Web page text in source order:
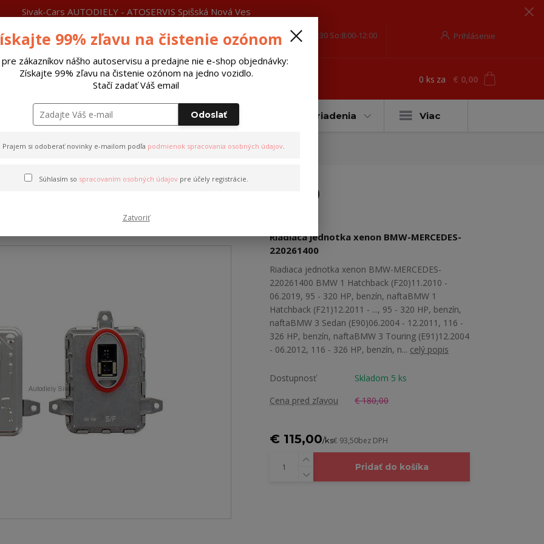
Sivak-Cars AUTODIELY - ATOSERVIS Spišská Nová Ves
Čítajte Viac Prihlásenie
Hľadať
Neviete si rady?
Zavolajte.
0915 377 999 Po-Pia-8:00-17:30 So:8:00-12:00
0 ks za € 0,00
Riadiace jednotky xenon Autobatérie Ťažné zariadenia Viac
xenon BMW-MERCEDES- 220261400
BMW-MERCEDES- 220261400
Riadiaca jednotka xenon BMW-MERCEDES-
220261400
Riadiaca jednotka xenon BMW-MERCEDES-
220261400 BMW 1 Hatchback (F20)11.2010 -
06.2019, 95 - 320 HP, benzín, naftaBMW 1
Hatchback (F21)12.2011 - ..., 95 - 320 HP, benzín,
naftaBMW 3 Sedan (E90)06.2004 - 12.2011, 116 -
326 HP, benzín, naftaBMW 3 Touring (E91)12.2004
- 06.2012, 116 - 326 HP, benzín, n... celý popis
Dostupnosť
Skladom 5 ks
Cena pred zľavou
€ 180,00
€ 115,00/ks€ 93,50bez DPH
Pridať do košíka
99% zľavu na čistenie ozónom
pre zákazníkov nášho autoservisu a predajne nie e-shop objednávky:
Získajte 99% zľavu na čistenie ozónom na jedno vozidlo.
Stačí zadať Váš email
Odoslať
Prajem si odoberať novinky e-mailom podľa podmienok spracovania osobných údajov.
Súhlasím so spracovaním osobných údajovpre účely registrácie.
Zatvoriť